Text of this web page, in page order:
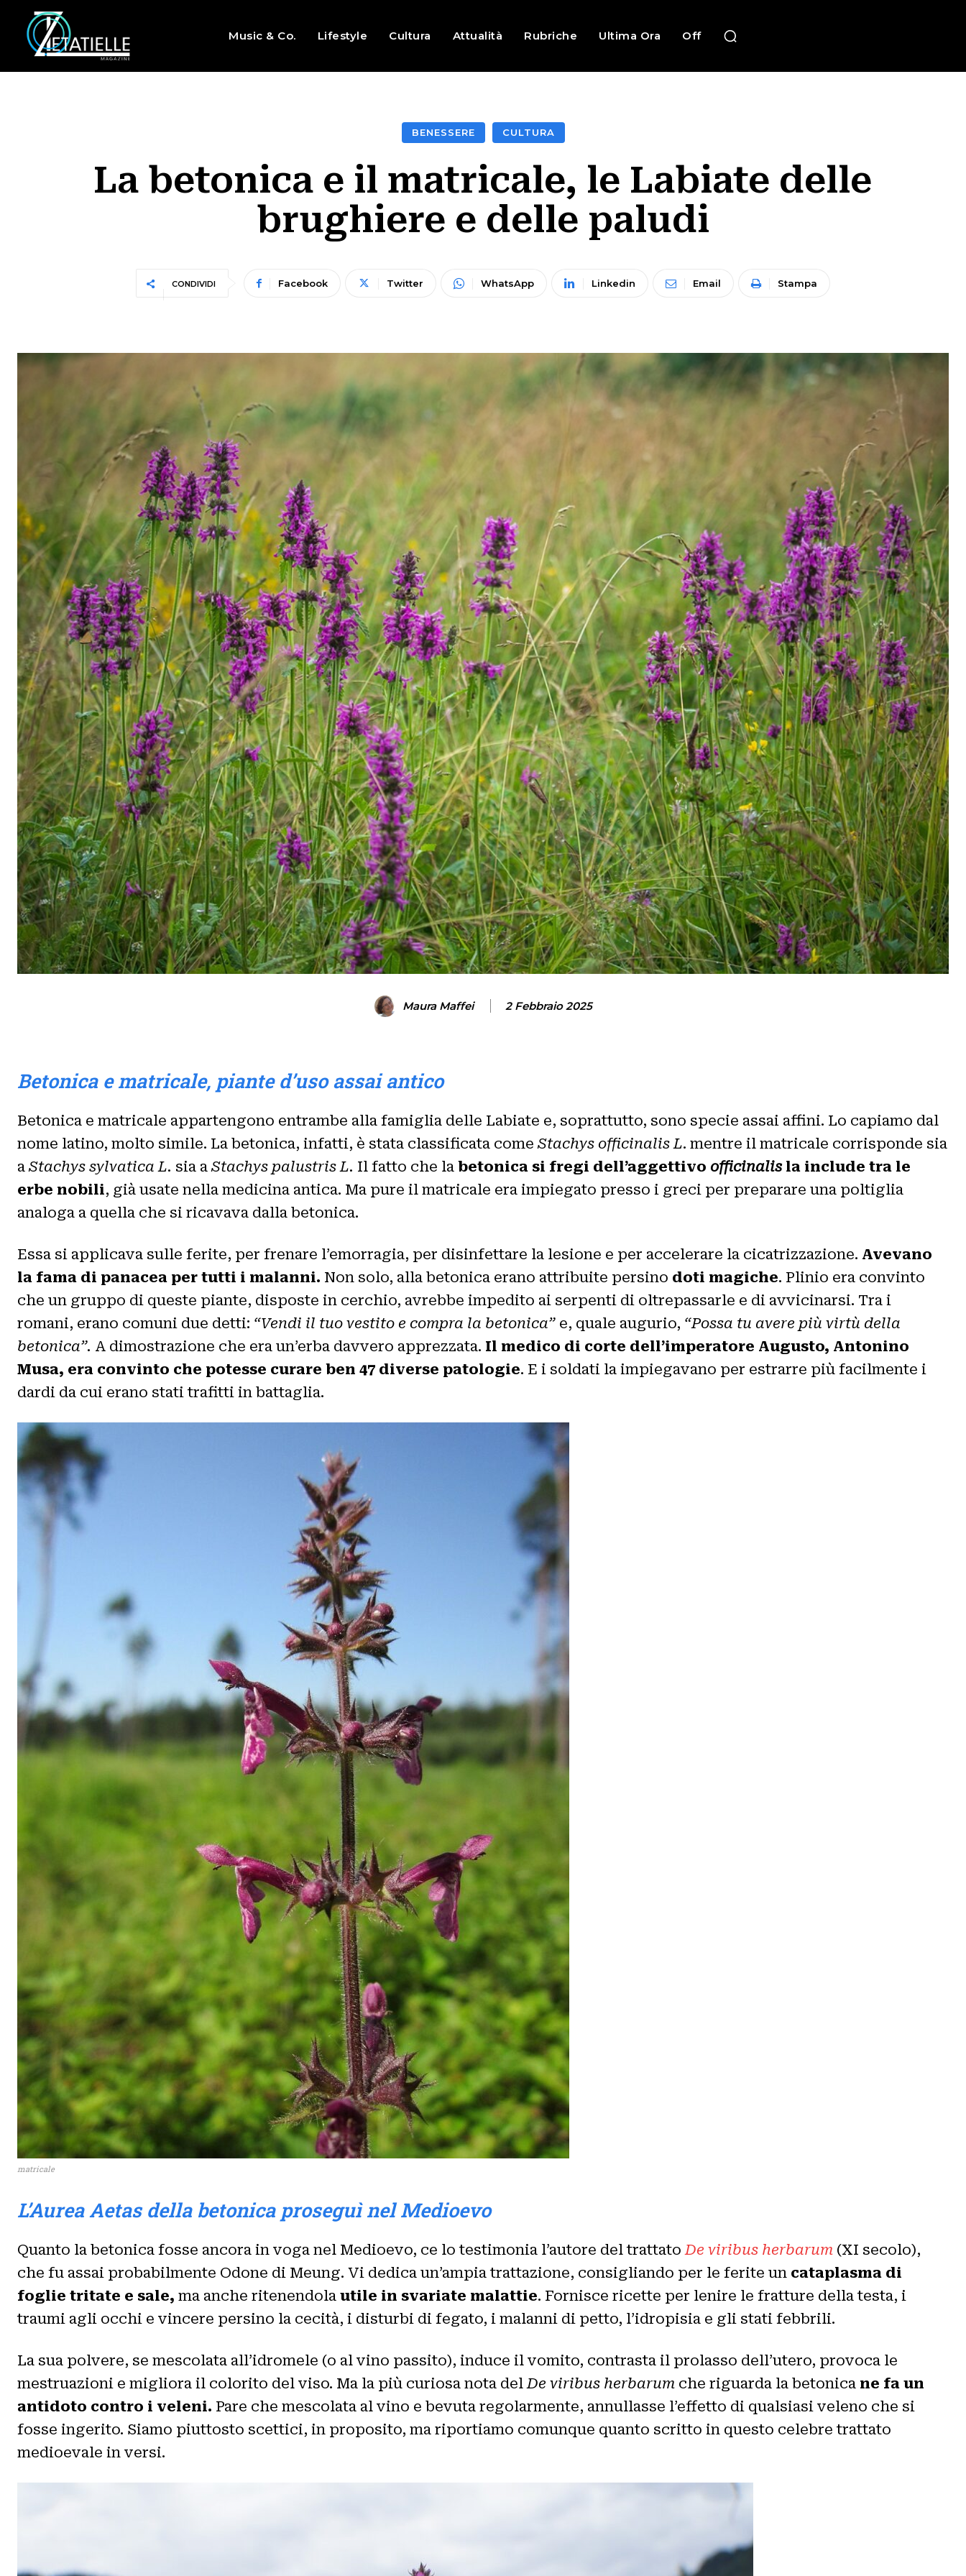
Music & Co. Lifestyle Cultura Attualità Rubriche Ultima Ora Off
BENESSERE CULTURA
La betonica e il matricale, le Labiate delle
brughiere e delle paludi
CONDIVIDI Facebook Twitter WhatsApp Linkedin Email Stampa
Maura Maffei 2 Febbraio 2025
Betonica e matricale, piante d’uso assai antico
Betonica e matricale appartengono entrambe alla famiglia delle Labiate e, soprattutto, sono specie assai affini. Lo capiamo dal
nome latino, molto simile. La betonica, infatti, è stata classificata comeStachys officinalis L. mentre il matricale corrisponde sia
aStachys sylvatica L. sia aStachys palustris L. Il fatto che la betonica si fregi dell’aggettivo officinalisla include tra le
erbe nobili, già usate nella medicina antica. Ma pure il matricale era impiegato presso i greci per preparare una poltiglia
analoga a quella che si ricavava dalla betonica.
Essa si applicava sulle ferite, per frenare l’emorragia, per disinfettare la lesione e per accelerare la cicatrizzazione. Avevano
la fama di panacea per tutti i malanni. Non solo, alla betonica erano attribuite persino doti magiche. Plinio era convinto
che un gruppo di queste piante, disposte in cerchio, avrebbe impedito ai serpenti di oltrepassarle e di avvicinarsi. Tra i
romani, erano comuni due detti: “Vendi il tuo vestito e compra la betonica” e, quale augurio, “Possa tu avere più virtù della
betonica”. A dimostrazione che era un’erba davvero apprezzata. Il medico di corte dell’imperatore Augusto, Antonino
Musa, era convinto che potesse curare ben 47 diverse patologie. E i soldati la impiegavano per estrarre più facilmente i
dardi da cui erano stati trafitti in battaglia.
matricale
L’Aurea Aetas della betonica proseguì nel Medioevo
Quanto la betonica fosse ancora in voga nel Medioevo, ce lo testimonia l’autore del trattatoDe viribus herbarum (XI secolo),
che fu assai probabilmente Odone di Meung. Vi dedica un’ampia trattazione, consigliando per le ferite un cataplasma di
foglie tritate e sale, ma anche ritenendola utile in svariate malattie. Fornisce ricette per lenire le fratture della testa, i
traumi agli occhi e vincere persino la cecità, i disturbi di fegato, i malanni di petto, l’idropisia e gli stati febbrili.
La sua polvere, se mescolata all’idromele (o al vino passito), induce il vomito, contrasta il prolasso dell’utero, provoca le
mestruazioni e migliora il colorito del viso. Ma la più curiosa nota delDe viribus herbarum che riguarda la betonica ne fa un
antidoto contro i veleni. Pare che mescolata al vino e bevuta regolarmente, annullasse l’effetto di qualsiasi veleno che si
fosse ingerito. Siamo piuttosto scettici, in proposito, ma riportiamo comunque quanto scritto in questo celebre trattato
medioevale in versi.